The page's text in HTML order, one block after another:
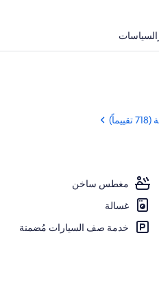
المنشأة من الخارج
السياسات
مغطس ساخن
غسالة
خدمة صف السيارات مُضمنة